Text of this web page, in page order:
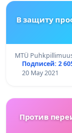
B защиту
MTÜ
Подписей: 2
20 May 2021
Против